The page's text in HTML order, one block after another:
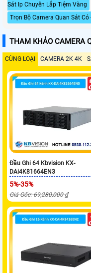
Sát Ip Chuyên Lắp Tiệm Vàng
Trọn Bộ Camera Quan Sát
THAM KHẢO CAMERA
CÙNG LOẠI CAMERA 2K 4K
Đầu Ghi 64 Kbvision KX-
DAi4K81664EN3
5%-35%
Giá Gốc: 69,280,000 ₫